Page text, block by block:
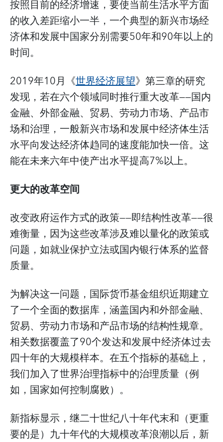
按照目前的经济增速，要使当前生活水平方面
的收入差距缩小一半，一个典型的新兴市场经
济体和发展中国家分别需要50年和90年以上的
时间。
2019年10月《世界经济展望》第三章的研究
发现，若在六个领域同时推行重大改革——国内
金融、外部金融、贸易、劳动力市场、产品市
场和治理，一般新兴市场和发展中经济体生活
水平向发达经济体趋同的速度能加快一倍。这
能在未来六年中使产出水平提高7%以上。
更大的改革空间
改变政府运作方式的政策——即结构性改革——很
难衡量，因为这些改革涉及难以量化的政策或
问题，如就业保护立法或国内银行体系的监督
质量。
为解决这一问题，国际货币基金组织近期建立
了一个全面的数据库，涵盖国内和外部金融、
贸易、劳动力市场和产品市场的结构性规章。
相关数据覆盖了90个发达和发展中经济体过去
四十年的大规模样本。在五个指标的基础上，
我们加入了世界治理指标中的治理质量（例
如，国家如何控制腐败）。
新指标显示，继二十世纪八十年代末和（更重
要的是）九十年代的大规模改革浪潮以后，新